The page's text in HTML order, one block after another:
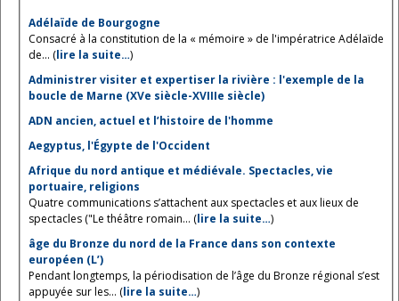
Adélaïde de Bourgogne
Consacré à la constitution de la « mémoire » de l'impératrice Adélaïde
de... (lire la suite…)
Administrer visiter et expertiser la rivière : l'exemple de la
boucle de Marne (XVe siècle-XVIIIe siècle)
ADN ancien, actuel et l’histoire de l'homme
Aegyptus, l'Égypte de l'Occident
Afrique du nord antique et médiévale. Spectacles, vie
portuaire, religions
Quatre communications s’attachent aux spectacles et aux lieux de
spectacles ("Le théâtre romain... (lire la suite…)
âge du Bronze du nord de la France dans son contexte
européen (L’)
Pendant longtemps, la périodisation de l’âge du Bronze régional s’est
appuyée sur les... (lire la suite…)